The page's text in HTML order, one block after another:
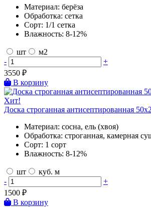
Материал: берёза
Обработка: сетка
Сорт: 1/1 сетка
Влажность: 8-12%
шт
м2
-
+
3550 ₽
В корзину
Хит!
Доска строганная антисептированная
Материал: сосна, ель (хвоя)
Обработка: строганная, камерная
Сорт: 1 сорт
Влажность: 8-12%
шт
куб. м
-
+
1500 ₽
В корзину